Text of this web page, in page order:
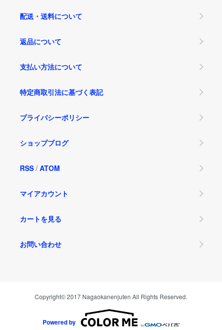
配送・送料について
返品について
支払い方法について
特定商取引法に基づく表記
プライバシーポリシー
ショップブログ
RSS / ATOM
マイアカウント
カートを見る
お問い合わせ
Copyright© 2017 Nagaokanenjuten All Rights Reserved.
Powered by